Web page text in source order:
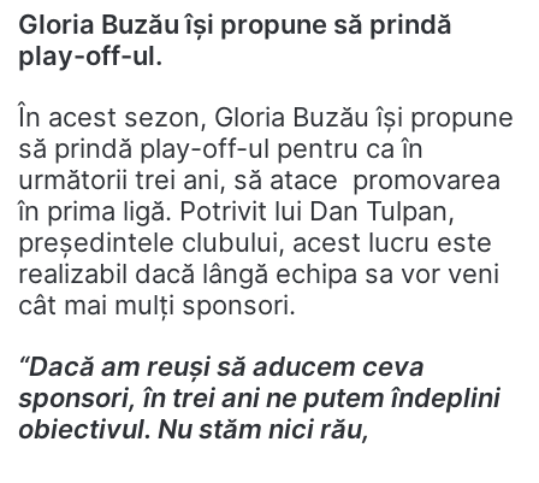
Gloria Buzău își propune să prindă
play-off-ul.
În acest sezon, Gloria Buzău îşi propune
să prindă play-off-ul pentru ca în
următorii trei ani, să atace promovarea
în prima ligă. Potrivit lui Dan Tulpan,
preşedintele clubului, acest lucru este
realizabil dacă lângă echipa sa vor veni
cât mai mulţi sponsori.
“Dacă am reuşi să aducem ceva
sponsori, în trei ani ne putem îndeplini
obiectivul. Nu stăm nici rău,